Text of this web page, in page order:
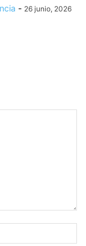
- 26 junio, 2026